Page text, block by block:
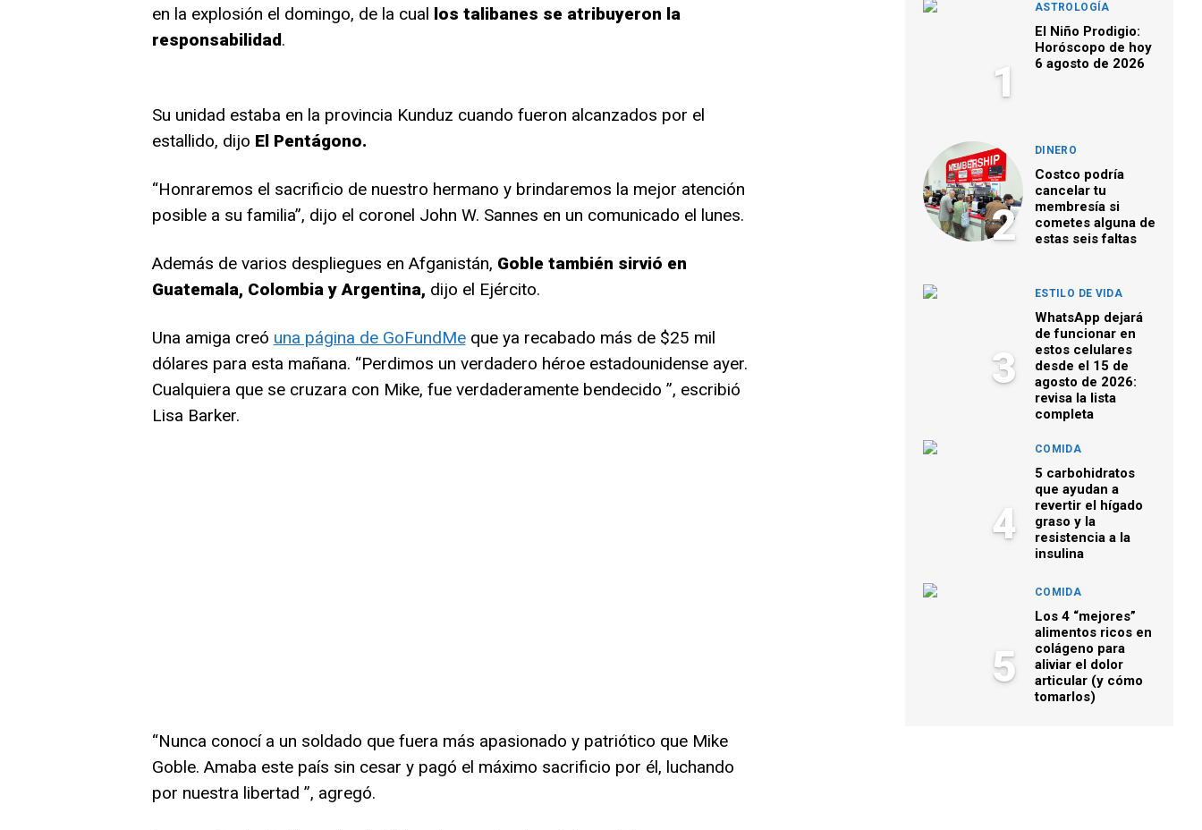
en la explosión el domingo, de la cual los talibanes se atribuyeron la
responsabilidad.
Su unidad estaba en la provincia Kunduz cuando fueron alcanzados por el
estallido, dijo El Pentágono.
“Honraremos el sacrificio de nuestro hermano y brindaremos la mejor atención
posible a su familia”, dijo el coronel John W. Sannes en un comunicado el lunes.
Además de varios despliegues en Afganistán, Goble también sirvió en
Guatemala, Colombia y Argentina, dijo el Ejército.
Una amiga creó una página de GoFundMeque ya recabado más de $25 mil
dólares para esta mañana. “Perdimos un verdadero héroe estadounidense ayer.
Cualquiera que se cruzara con Mike, fue verdaderamente bendecido ”, escribió
Lisa Barker.
“Nunca conocí a un soldado que fuera más apasionado y patriótico que Mike
Goble. Amaba este país sin cesar y pagó el máximo sacrificio por él, luchando
por nuestra libertad ”, agregó.
1
ASTROLOGÍA
El Niño Prodigio:
Horóscopo de hoy
6 agosto de 2026
2
DINERO
Costco podría
cancelar tu
membresía si
cometes alguna de
estas seis faltas
3
ESTILO DE VIDA
WhatsApp dejará
de funcionar en
estos celulares
desde el 15 de
agosto de 2026:
revisa la lista
completa
4
COMIDA
5 carbohidratos
que ayudan a
revertir el hígado
graso y la
resistencia a la
insulina
5
COMIDA
Los 4 “mejores”
alimentos ricos en
colágeno para
aliviar el dolor
articular (y cómo
tomarlos)